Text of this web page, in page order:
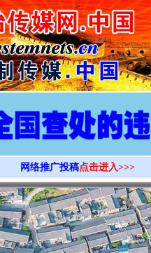
>
网络推广投稿点击进入>>>